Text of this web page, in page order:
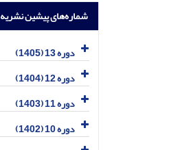
شماره‌های پیشین نشریه
دوره 13 (1405)
دوره 12 (1404)
دوره 11 (1403)
دوره 10 (1402)